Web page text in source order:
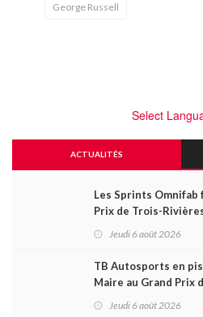
George Russell
Select
ACTUALITÉS
Les Sprints
Prix de Trois-
Jeudi 6 août 2026
TB Autosports en
Maire au Grand Prix
Jeudi 6 août 2026